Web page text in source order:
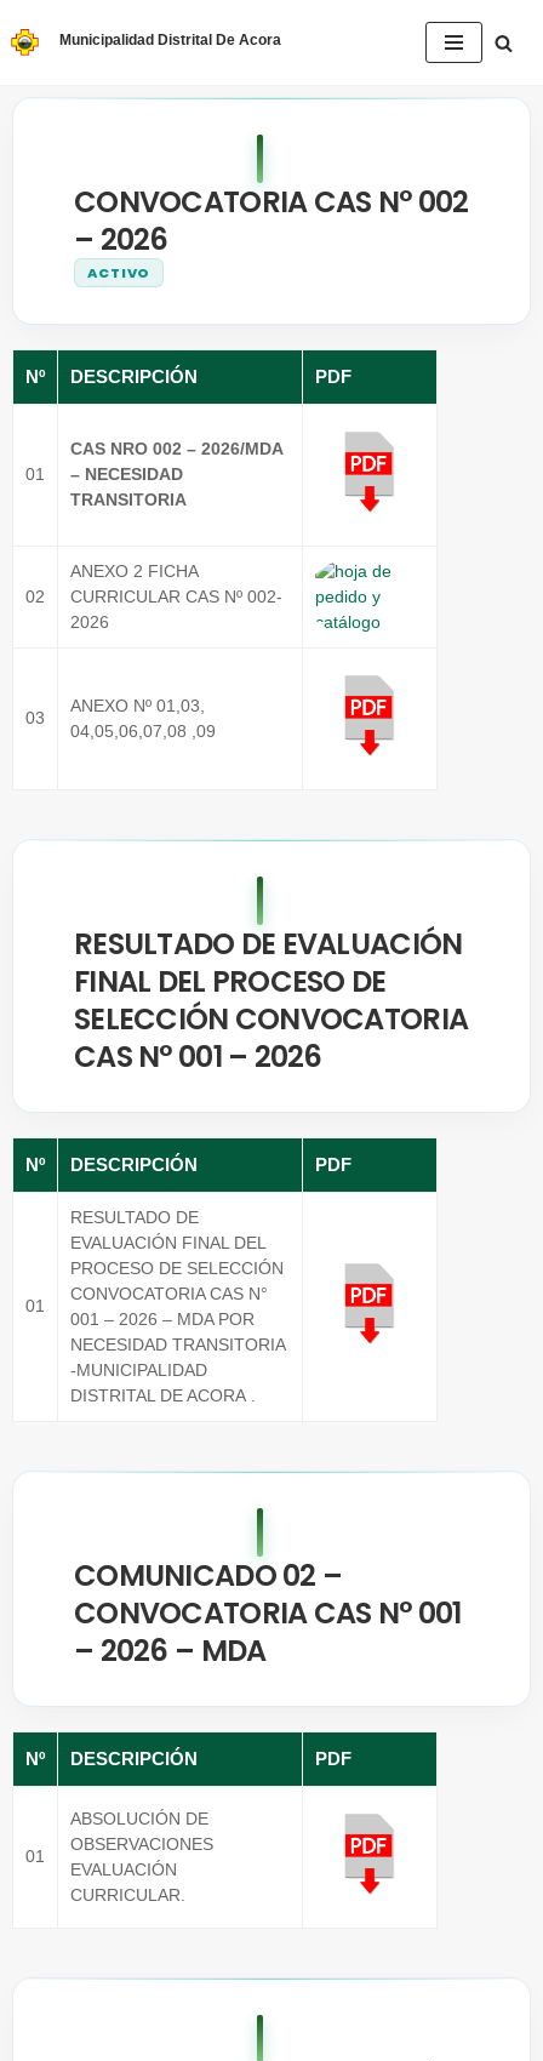
Municipalidad Distrital De Acora
CONVOCATORIA CAS N° 002
– 2026
ACTIVO
Nº DESCRIPCIÓN PDF
01
CAS NRO 002 – 2026/MDA
– NECESIDAD
TRANSITORIA
02
ANEXO 2 FICHA
CURRICULAR CAS Nº 002-
2026
03
ANEXO Nº 01,03,
04,05,06,07,08 ,09
RESULTADO DE EVALUACIÓN
FINAL DEL PROCESO DE
SELECCIÓN CONVOCATORIA
CAS N° 001 – 2026
Nº DESCRIPCIÓN PDF
01
RESULTADO DE
EVALUACIÓN FINAL DEL
PROCESO DE SELECCIÓN
CONVOCATORIA CAS N°
001 – 2026 – MDA POR
NECESIDAD TRANSITORIA
-MUNICIPALIDAD
DISTRITAL DE ACORA .
COMUNICADO 02 –
CONVOCATORIA CAS N° 001
– 2026 – MDA
Nº DESCRIPCIÓN PDF
01
ABSOLUCIÓN DE
OBSERVACIONES
EVALUACIÓN
CURRICULAR.